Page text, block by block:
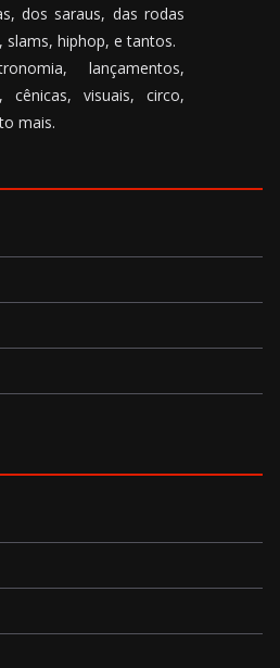
dos saraus, das rodas
hiphop, e tantos.
lançamentos,
cênicas, visuais, circo,
mais.